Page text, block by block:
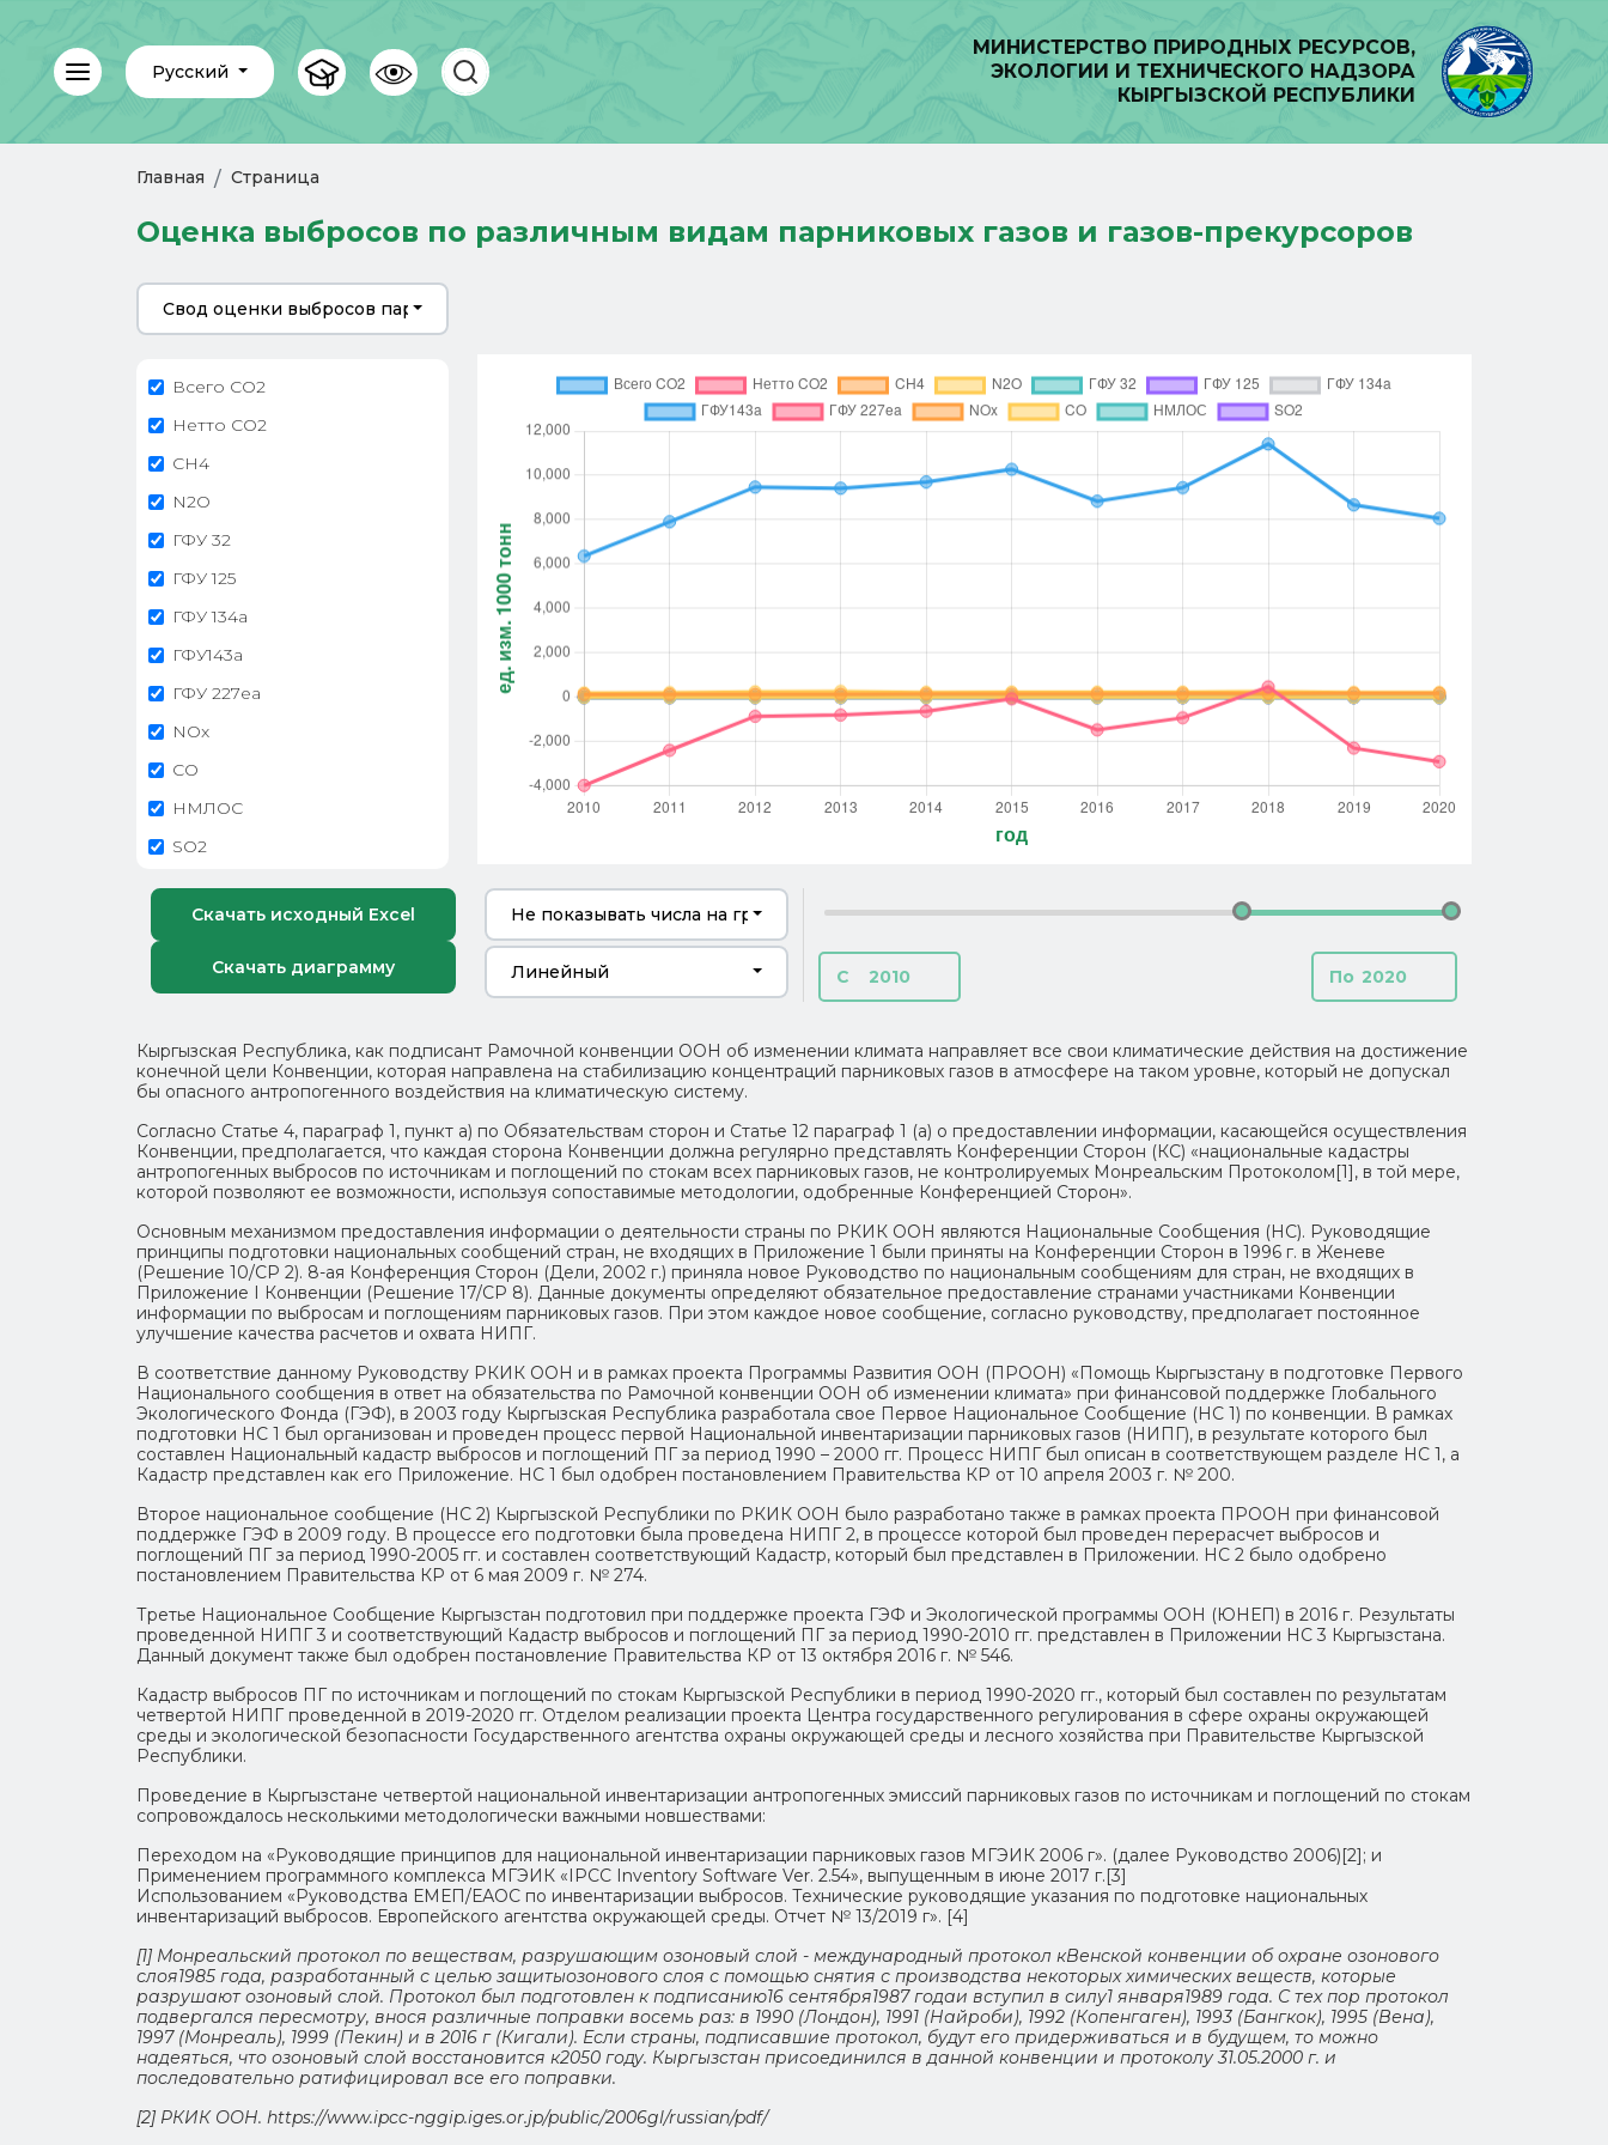
Русский
МИНИСТЕРСТВО ПРИРОДНЫХ РЕСУРСОВ,
ЭКОЛОГИИ И ТЕХНИЧЕСКОГО НАДЗОРА
КЫРГЫЗСКОЙ РЕСПУБЛИКИ
Главная Страница
Оценка выбросов по различным видам парниковых газов и газов-прекурсоров
Свод оценки выбросов парниковых газов и газов-прекурсоров за период 1990- 2020 гг.
Всего CO2
Нетто CO2
CH4
N2O
ГФУ 32
ГФУ 125
ГФУ 134a
ГФУ143a
ГФУ 227ea
NOx
CO
НМЛОС
SO2
Скачать исходный Excel
Скачать диаграмму
Не показывать числа на графике
Линейный 2010 2020
Кыргызская Республика, как подписант Рамочной конвенции ООН об изменении климата направляет все свои климатические действия на достижение
конечной цели Конвенции, которая направлена на стабилизацию концентраций парниковых газов в атмосфере на таком уровне, который не допускал
бы опасного антропогенного воздействия на климатическую систему.
Согласно Статье 4, параграф 1, пункт а) по Обязательствам сторон и Статье 12 параграф 1 (а) о предоставлении информации, касающейся осуществления
Конвенции, предполагается, что каждая сторона Конвенции должна регулярно представлять Конференции Сторон (КС) «национальные кадастры
антропогенных выбросов по источникам и поглощений по стокам всех парниковых газов, не контролируемых Монреальским Протоколом[1], в той мере,
которой позволяют ее возможности, используя сопоставимые методологии, одобренные Конференцией Сторон».
Основным механизмом предоставления информации о деятельности страны по РКИК ООН являются Национальные Сообщения (НС). Руководящие
принципы подготовки национальных сообщений стран, не входящих в Приложение 1 были приняты на Конференции Сторон в 1996 г. в Женеве
(Решение 10/CP 2). 8-ая Конференция Сторон (Дели, 2002 г.) приняла новое Руководство по национальным сообщениям для стран, не входящих в
Приложение I Конвенции (Решение 17/CP 8). Данные документы определяют обязательное предоставление странами участниками Конвенции
информации по выбросам и поглощениям парниковых газов. При этом каждое новое сообщение, согласно руководству, предполагает постоянное
улучшение качества расчетов и охвата НИПГ.
В соответствие данному Руководству РКИК ООН и в рамках проекта Программы Развития ООН (ПРООН) «Помощь Кыргызстану в подготовке Первого
Национального сообщения в ответ на обязательства по Рамочной конвенции ООН об изменении климата» при финансовой поддержке Глобального
Экологического Фонда (ГЭФ), в 2003 году Кыргызская Республика разработала свое Первое Национальное Сообщение (НС 1) по конвенции. В рамках
подготовки НС 1 был организован и проведен процесс первой Национальной инвентаризации парниковых газов (НИПГ), в результате которого был
составлен Национальный кадастр выбросов и поглощений ПГ за период 1990 – 2000 гг. Процесс НИПГ был описан в соответствующем разделе НС 1, а
Кадастр представлен как его Приложение. НС 1 был одобрен постановлением Правительства КР от 10 апреля 2003 г. № 200.
Второе национальное сообщение (НС 2) Кыргызской Республики по РКИК ООН было разработано также в рамках проекта ПРООН при финансовой
поддержке ГЭФ в 2009 году. В процессе его подготовки была проведена НИПГ 2, в процессе которой был проведен перерасчет выбросов и
поглощений ПГ за период 1990-2005 гг. и составлен соответствующий Кадастр, который был представлен в Приложении. НС 2 было одобрено
постановлением Правительства КР от 6 мая 2009 г. № 274.
Третье Национальное Сообщение Кыргызстан подготовил при поддержке проекта ГЭФ и Экологической программы ООН (ЮНЕП) в 2016 г. Результаты
проведенной НИПГ 3 и соответствующий Кадастр выбросов и поглощений ПГ за период 1990-2010 гг. представлен в Приложении НС 3 Кыргызстана.
Данный документ также был одобрен постановление Правительства КР от 13 октября 2016 г. № 546.
Кадастр выбросов ПГ по источникам и поглощений по стокам Кыргызской Республики в период 1990-2020 гг., который был составлен по результатам
четвертой НИПГ проведенной в 2019-2020 гг. Отделом реализации проекта Центра государственного регулирования в сфере охраны окружающей
среды и экологической безопасности Государственного агентства охраны окружающей среды и лесного хозяйства при Правительстве Кыргызской
Республики.
Проведение в Кыргызстане четвертой национальной инвентаризации антропогенных эмиссий парниковых газов по источникам и поглощений по стокам
сопровождалось несколькими методологически важными новшествами:
Переходом на «Руководящие принципов для национальной инвентаризации парниковых газов МГЭИК 2006 г». (далее Руководство 2006)[2]; и
Применением программного комплекса МГЭИК «IPCC Inventory Software Ver. 2.54», выпущенным в июне 2017 г.[3]
Использованием «Руководства ЕМЕП/ЕАОС по инвентаризации выбросов. Технические руководящие указания по подготовке национальных
инвентаризаций выбросов. Европейского агентства окружающей среды. Отчет № 13/2019 г». [4]
[1] Монреальский протокол по веществам, разрушающим озоновый слой - международный протокол кВенской конвенции об охране озонового
слоя1985 года, разработанный с целью защитыозонового слоя с помощью снятия с производства некоторых химических веществ, которые
разрушают озоновый слой. Протокол был подготовлен к подписанию16 сентября1987 годаи вступил в силу1 января1989 года. С тех пор протокол
подвергался пересмотру, внося различные поправки восемь раз: в 1990 (Лондон), 1991 (Найроби), 1992 (Копенгаген), 1993 (Бангкок), 1995 (Вена),
1997 (Монреаль), 1999 (Пекин) и в 2016 г (Кигали). Если страны, подписавшие протокол, будут его придерживаться и в будущем, то можно
надеяться, что озоновый слой восстановится к2050 году. Кыргызстан присоединился в данной конвенции и протоколу 31.05.2000 г. и
последовательно ратифицировал все его поправки.
[2] РКИК ООН. https://www.ipcc-nggip.iges.or.jp/public/2006gl/russian/pdf/